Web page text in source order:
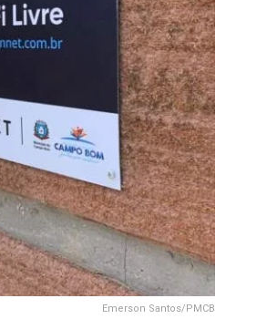
Emerson Santos/PMCB